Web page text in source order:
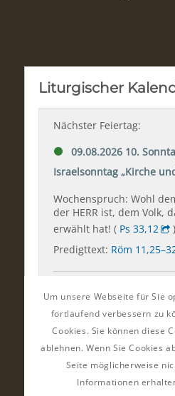
Um unsere Webseite für Sie
fortlaufend verbessern zu
Cookies. Sie können diese
ablehnen. Wenn Sie Cookies
Seite möglicherweise
Informationen